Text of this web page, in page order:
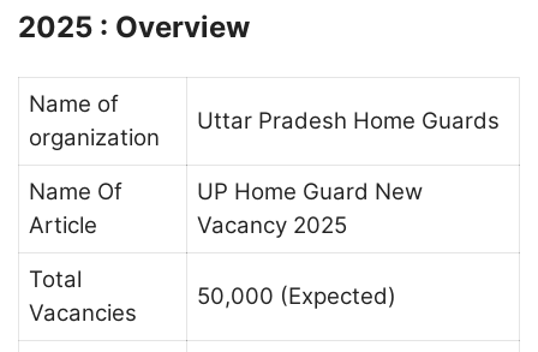
2025 : Overview
Name of
organization
Uttar Pradesh Home Guards
Name Of
Article
UP Home Guard New
Vacancy 2025
Total
Vacancies
50,000 (Expected)